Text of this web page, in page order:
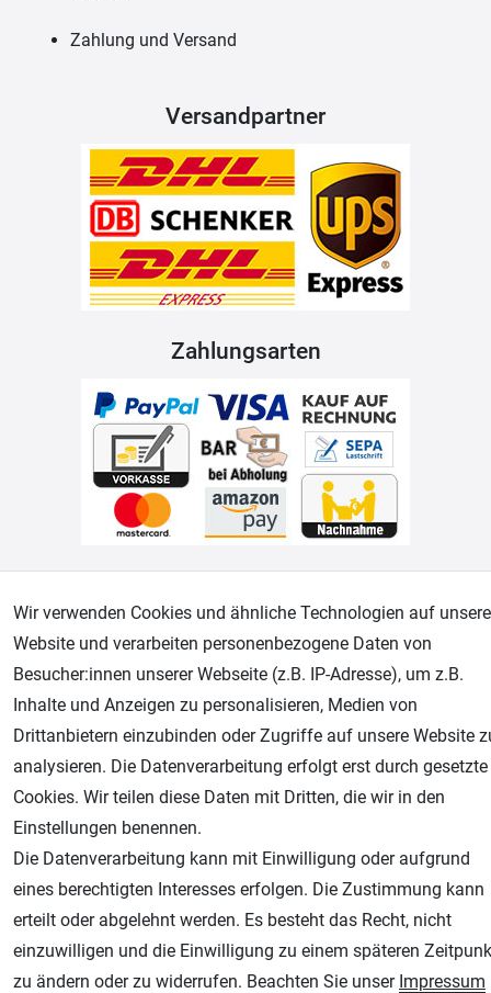
Zahlung und Versand
Versandpartner
Zahlungsarten
AGB Widerrufsrecht
Unsere weiteren Shops:
Airbrush-City
Fachhandel für: Airbrushpistolen, Kompressoren, Airbrushfarben
Wir verwenden Cookies und ähnliche Technologien auf
Website und verarbeiten personenbezogene Daten von
Besucher:innen unserer Webseite (z.B. IP-Adresse), um z.B.
Inhalte und Anzeigen zu personalisieren, Medien von
Drittanbietern einzubinden oder Zugriffe auf unsere Website
analysieren. Die Datenverarbeitung erfolgt erst durch gesetzte
Cookies. Wir teilen diese Daten mit Dritten, die wir in den
Einstellungen benennen.
Die Datenverarbeitung kann mit Einwilligung oder aufgrund
eines berechtigten Interesses erfolgen. Die Zustimmung kann
erteilt oder abgelehnt werden. Es besteht das Recht, nicht
einzuwilligen und die Einwilligung zu einem späteren
zu ändern oder zu widerrufen. Beachten Sie unser Impressum